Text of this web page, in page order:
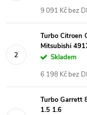
9 091 Kč bez
Turbo Citroen
Mitsubishi
Skladem
6 198 Kč bez
Turbo Garrett
1.5 1.6